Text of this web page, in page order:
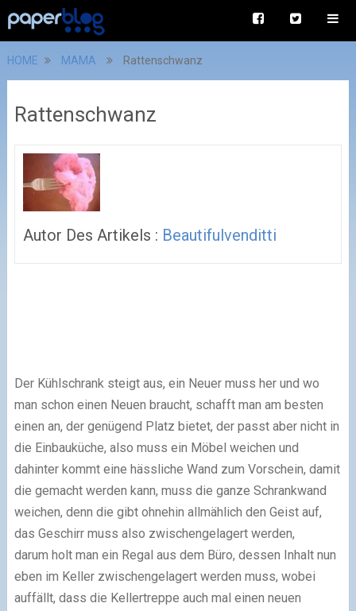
HOME MAMA Rattenschwanz
Rattenschwanz
Autor Des Artikels : Beautifulvenditti
Der Kühlschrank steigt aus, ein Neuer muss her und wo
man schon einen Neuen braucht, schafft man am besten
einen an, der genügend Platz bietet, der passt aber nicht in
die Einbauküche, also muss ein Möbel weichen und
dahinter kommt eine hässliche Wand zum Vorschein, damit
die gemacht werden kann, muss die ganze Schrankwand
weichen, denn die gibt ohnehin allmählich den Geist auf,
das Geschirr muss also zwischengelagert werden,
darum holt man ein Regal aus dem Büro, dessen Inhalt nun
eben im Keller zwischengelagert werden muss, wobei
auffällt, dass die Kellertreppe auch mal einen neuen